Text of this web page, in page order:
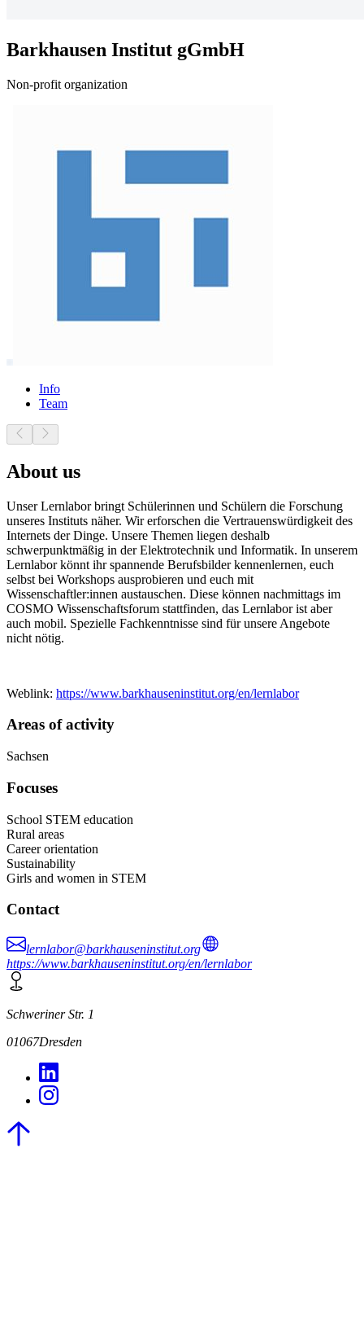
Barkhausen Institut gGmbH
Non-profit organization
Info
Team
About us
Unser Lernlabor bringt Schülerinnen und Schülern die Forschung
unseres Instituts näher. Wir erforschen die Vertrauenswürdigkeit des
Internets der Dinge. Unsere Themen liegen deshalb
schwerpunktmäßig in der Elektrotechnik und Informatik. In unserem
Lernlabor könnt ihr spannende Berufsbilder kennenlernen, euch
selbst bei Workshops ausprobieren und euch mit
Wissenschaftler:innen austauschen. Diese können nachmittags im
COSMO Wissenschaftsforum stattfinden, das Lernlabor ist aber
auch mobil. Spezielle Fachkenntnisse sind für unsere Angebote
nicht nötig.
Weblink: https://www.barkhauseninstitut.org/en/lernlabor
Areas of activity
Sachsen
Focuses
School STEM education
Rural areas
Career orientation
Sustainability
Girls and women in STEM
Contact
lernlabor@barkhauseninstitut.org
https://www.barkhauseninstitut.org/en/lernlabor
Schweriner Str. 1
01067Dresden